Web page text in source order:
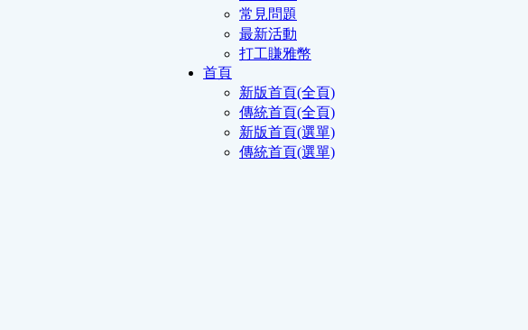
常見問題
最新活動
打工賺雅幣
首頁
新版首頁(全頁)
傳統首頁(全頁)
新版首頁(選單)
傳統首頁(選單)